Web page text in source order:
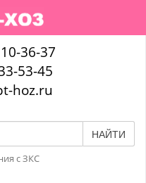
36-37
53-45
hoz.ru
НАЙТИ
с ЗКС